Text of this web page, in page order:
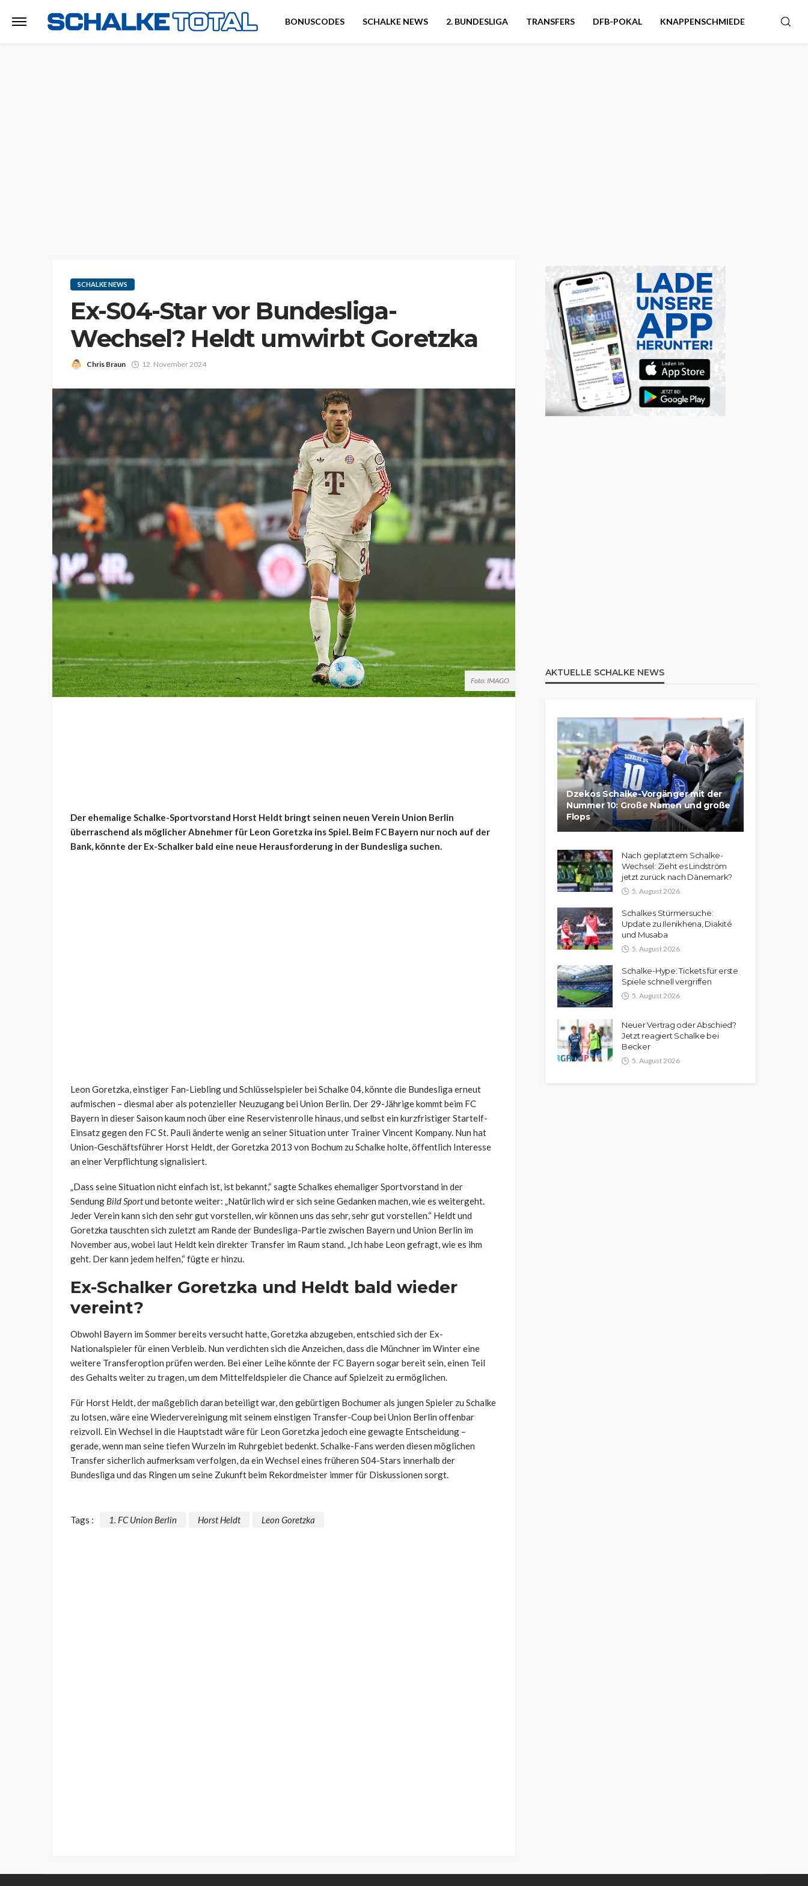
BONUSCODES SCHALKE NEWS 2. BUNDESLIGA TRANSFERS DFB-POKAL KNAPPENSCHMIEDE
SCHALKE NEWS
Ex-S04-Star vor Bundesliga-
Wechsel? Heldt umwirbt Goretzka
Chris Braun 12. November 2024
Foto: IMAGO
Der ehemalige Schalke-Sportvorstand Horst Heldt bringt seinen neuen Verein Union Berlin
überraschend als möglicher Abnehmer für Leon Goretzka ins Spiel. Beim FC Bayern nur noch auf der
Bank, könnte der Ex-Schalker bald eine neue Herausforderung in der Bundesliga suchen.
Leon Goretzka, einstiger Fan-Liebling und Schlüsselspieler bei Schalke 04, könnte die Bundesliga erneut
aufmischen – diesmal aber als potenzieller Neuzugang bei Union Berlin. Der 29-Jährige kommt beim FC
Bayern in dieser Saison kaum noch über eine Reservistenrolle hinaus, und selbst ein kurzfristiger Startelf-
Einsatz gegen den FC St. Pauli änderte wenig an seiner Situation unter Trainer Vincent Kompany. Nun hat
Union-Geschäftsführer Horst Heldt, der Goretzka 2013 von Bochum zu Schalke holte, öffentlich Interesse
an einer Verpflichtung signalisiert.
„Dass seine Situation nicht einfach ist, ist bekannt,“ sagte Schalkes ehemaliger Sportvorstand in der
Sendung Bild Sportund betonte weiter: „Natürlich wird er sich seine Gedanken machen, wie es weitergeht.
Jeder Verein kann sich den sehr gut vorstellen, wir können uns das sehr, sehr gut vorstellen.“ Heldt und
Goretzka tauschten sich zuletzt am Rande der Bundesliga-Partie zwischen Bayern und Union Berlin im
November aus, wobei laut Heldt kein direkter Transfer im Raum stand. „Ich habe Leon gefragt, wie es ihm
geht. Der kann jedem helfen,“ fügte er hinzu.
Ex-Schalker Goretzka und Heldt bald wieder
vereint?
Obwohl Bayern im Sommer bereits versucht hatte, Goretzka abzugeben, entschied sich der Ex-
Nationalspieler für einen Verbleib. Nun verdichten sich die Anzeichen, dass die Münchner im Winter eine
weitere Transferoption prüfen werden. Bei einer Leihe könnte der FC Bayern sogar bereit sein, einen Teil
des Gehalts weiter zu tragen, um dem Mittelfeldspieler die Chance auf Spielzeit zu ermöglichen.
Für Horst Heldt, der maßgeblich daran beteiligt war, den gebürtigen Bochumer als jungen Spieler zu Schalke
zu lotsen, wäre eine Wiedervereinigung mit seinem einstigen Transfer-Coup bei Union Berlin offenbar
reizvoll. Ein Wechsel in die Hauptstadt wäre für Leon Goretzka jedoch eine gewagte Entscheidung –
gerade, wenn man seine tiefen Wurzeln im Ruhrgebiet bedenkt. Schalke-Fans werden diesen möglichen
Transfer sicherlich aufmerksam verfolgen, da ein Wechsel eines früheren S04-Stars innerhalb der
Bundesliga und das Ringen um seine Zukunft beim Rekordmeister immer für Diskussionen sorgt.
Tags : 1. FC Union Berlin Horst Heldt Leon Goretzka
AKTUELLE SCHALKE NEWS
Dzekos Schalke-Vorgänger mit der
Nummer 10: Große Namen und große
Flops
Nach geplatztem Schalke-
Wechsel: Zieht es Lindström
jetzt zurück nach Dänemark?
5. August 2026
Schalkes Stürmersuche:
Update zu Ilenikhena, Diakité
und Musaba
5. August 2026
Schalke-Hype: Tickets für erste
Spiele schnell vergriffen
5. August 2026
Neuer Vertrag oder Abschied?
Jetzt reagiert Schalke bei
Becker
5. August 2026